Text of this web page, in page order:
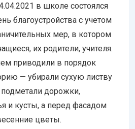
в школе состоялся
благоустройства с учетом
мер, в котором
их родители, учителя.
приводили в порядок
— убирали сухую листву
подметали дорожки,
и кусты, а перед фасадом
цветы.